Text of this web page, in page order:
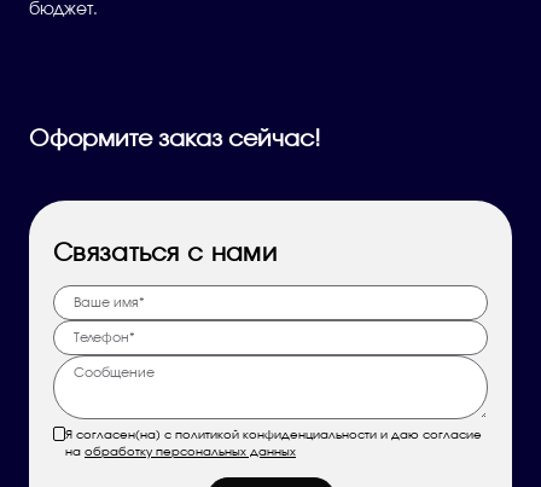
бюджет.
Оформите заказ сейчас!
Связаться с нами
Я согласен(на) с политикой конфиденциальности и даю согласие
на обработку персональных данных